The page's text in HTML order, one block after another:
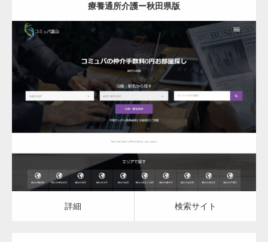
療養通所介護ー秋田県版
更新日： 2023.03.09
療養通所介護
詳細 検索サイト
詳細 検索サイト